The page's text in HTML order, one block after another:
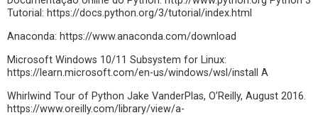
Tutorial: https://docs.python.org/3/tutorial/index.html
Anaconda: https://www.anaconda.com/download
Microsoft Windows 10/11 Subsystem for Linux:
https://learn.microsoft.com/en-us/windows/wsl/install A
Whirlwind Tour of Python Jake VanderPlas, O’Reilly, August 2016.
https://www.oreilly.com/library/view/a-